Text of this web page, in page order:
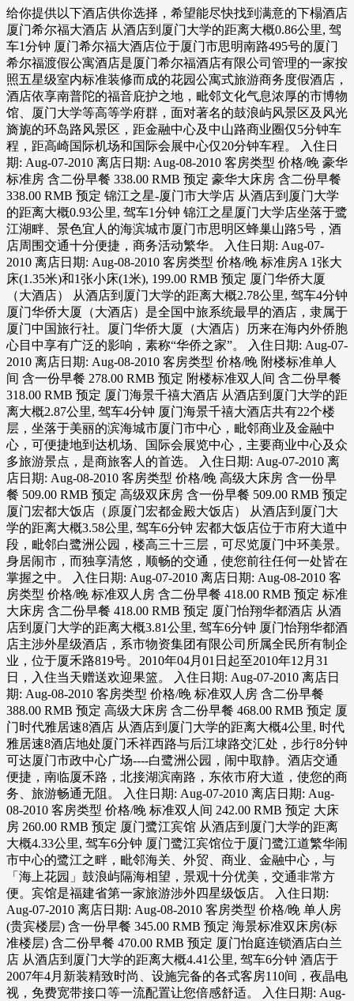
给你提供以下酒店供你选择，希望能尽快找到满意的下榻酒店
厦门希尔福大酒店 从酒店到厦门大学的距离大概0.86公里, 驾
车1分钟 厦门希尔福大酒店位于厦门市思明南路495号的厦门
希尔福渡假公寓酒店是厦门希尔福酒店有限公司管理的一家按
照五星级室内标准装修而成的花园公寓式旅游商务度假酒店，
酒店依享南普陀的福音庇护之地，毗邻文化气息浓厚的市博物
馆、厦门大学等高等学府群，面对著名的鼓浪屿风景区及风光
旖旎的环岛路风景区，距金融中心及中山路商业圈仅5分钟车
程，距高崎国际机场和国际会展中心仅20分钟车程。 入住日
期: Aug-07-2010 离店日期: Aug-08-2010 客房类型 价格/晚 豪华
标准房 含二份早餐 338.00 RMB 预定 豪华大床房 含二份早餐
338.00 RMB 预定 锦江之星-厦门市大学店 从酒店到厦门大学
的距离大概0.93公里, 驾车1分钟 锦江之星厦门大学店坐落于鹭
江湖畔、景色宜人的海滨城市厦门市思明区蜂巢山路5号，酒
店周围交通十分便捷，商务活动繁华。 入住日期: Aug-07-
2010 离店日期: Aug-08-2010 客房类型 价格/晚 标准房A 1张大
床(1.35米)和1张小床(1米), 199.00 RMB 预定 厦门华侨大厦
（大酒店） 从酒店到厦门大学的距离大概2.78公里, 驾车4分钟
厦门华侨大厦（大酒店）是全国中旅系统最早的酒店，隶属于
厦门中国旅行社。厦门华侨大厦（大酒店）历来在海内外侨胞
心目中享有广泛的影响，素称“华侨之家”。 入住日期: Aug-07-
2010 离店日期: Aug-08-2010 客房类型 价格/晚 附楼标准单人
间 含一份早餐 278.00 RMB 预定 附楼标准双人间 含二份早餐
318.00 RMB 预定 厦门海景千禧大酒店 从酒店到厦门大学的距
离大概2.87公里, 驾车4分钟 厦门海景千禧大酒店共有22个楼
层，坐落于美丽的滨海城市厦门市中心，毗邻商业及金融中
心，可便捷地到达机场、国际会展览中心，主要商业中心及众
多旅游景点，是商旅客人的首选。 入住日期: Aug-07-2010 离
店日期: Aug-08-2010 客房类型 价格/晚 高级大床房 含一份早
餐 509.00 RMB 预定 高级双床房 含一份早餐 509.00 RMB 预定
厦门宏都大饭店（原厦门宏都金殿大饭店） 从酒店到厦门大
学的距离大概3.58公里, 驾车6分钟 宏都大饭店位于市府大道中
段，毗邻白鹭洲公园，楼高三十三层，可尽览厦门中环美景。
身居闹市，而独享清悠，顺畅的交通，使您前往任何一处皆在
掌握之中。 入住日期: Aug-07-2010 离店日期: Aug-08-2010 客
房类型 价格/晚 标准双人房 含二份早餐 418.00 RMB 预定 标准
大床房 含二份早餐 418.00 RMB 预定 厦门怡翔华都酒店 从酒
店到厦门大学的距离大概3.81公里, 驾车6分钟 厦门怡翔华都酒
店主涉外星级酒店，系市物资集团有限公司所属全民所有制企
业，位于厦禾路819号。2010年04月01日起至2010年12月31
日，入住当天赠送欢迎果篮。 入住日期: Aug-07-2010 离店日
期: Aug-08-2010 客房类型 价格/晚 标准双人房 含二份早餐
388.00 RMB 预定 高级大床房 含二份早餐 468.00 RMB 预定 厦
门时代雅居速8酒店 从酒店到厦门大学的距离大概4公里, 时代
雅居速8酒店地处厦门禾祥西路与后江埭路交汇处，步行8分钟
可达厦门市政中心广场----白鹭洲公园，闹中取静。酒店交通
便捷，南临厦禾路，北接湖滨南路，东依市府大道，使您的商
务、旅游畅通无阻。 入住日期: Aug-07-2010 离店日期: Aug-
08-2010 客房类型 价格/晚 标准双人间 242.00 RMB 预定 大床
房 260.00 RMB 预定 厦门鹭江宾馆 从酒店到厦门大学的距离
大概4.33公里, 驾车6分钟 厦门鹭江宾馆位于厦门鹭江道繁华闹
市中心的鹭江之畔，毗邻海关、外贸、商业、金融中心，与
「海上花园」鼓浪屿隔海相望，景观十分优美，交通非常方
便。宾馆是福建省第一家旅游涉外四星级饭店。 入住日期:
Aug-07-2010 离店日期: Aug-08-2010 客房类型 价格/晚 单人房
(贵宾楼层) 含一份早餐 345.00 RMB 预定 海景标准双床房(标
准楼层) 含二份早餐 470.00 RMB 预定 厦门怡庭连锁酒店白兰
店 从酒店到厦门大学的距离大概4.41公里, 驾车6分钟 酒店于
2007年4月新装精致时尚、设施完备的各式客房110间，夜晶电
视，免费宽带接口等一流配置让您倍感舒适。 入住日期: Aug-